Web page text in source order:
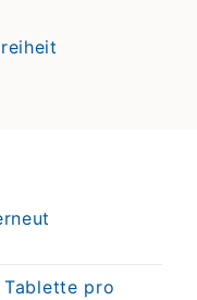
Tablette pro